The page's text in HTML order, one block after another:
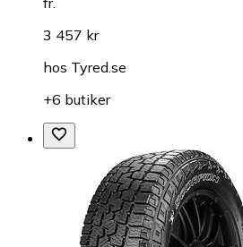
3 457 kr
hos Tyred.se
+6 butiker